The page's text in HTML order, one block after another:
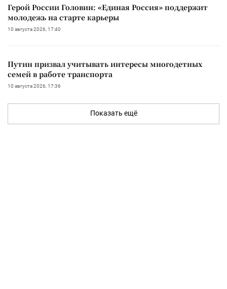
Герой России Головин: «Единая Россия» поддержит
молодежь на старте карьеры
10 августа 2026, 17:40
Путин призвал учитывать интересы многодетных
семей в работе транспорта
10 августа 2026, 17:36
Показать ещё